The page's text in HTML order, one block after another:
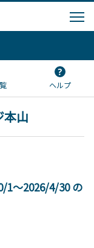
ヘルプ
本山
1～2026/4/30 の